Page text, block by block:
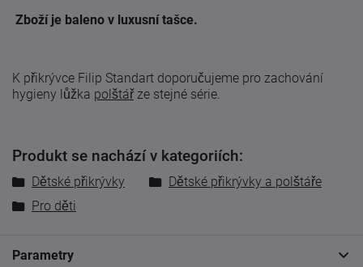
Zboží je baleno v luxusní tašce.
K přikrývce Filip Standart doporučujeme pro zachování
hygieny lůžka polštářze stejné série.
Produkt se nachází v kategoriích:
Dětské přikrývky
Dětské přikrývky a polštáře
Pro děti
Parametry